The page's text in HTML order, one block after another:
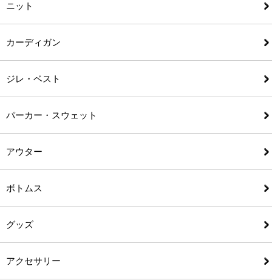
ニット
カーディガン
ジレ・ベスト
パーカー・スウェット
アウター
ボトムス
グッズ
アクセサリー